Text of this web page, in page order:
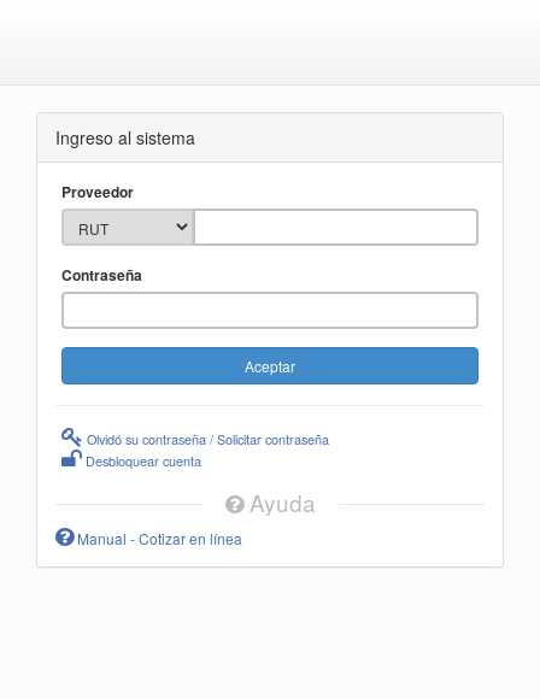
Ingreso al sistema
Proveedor
Contraseña
Olvidó su contraseña / Solicitar contraseña
Desbloquear cuenta
Ayuda
Manual - Cotizar en línea